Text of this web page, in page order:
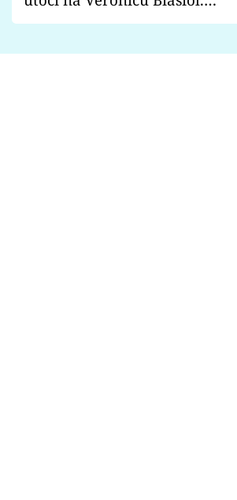
Proč je podle nich falešná a